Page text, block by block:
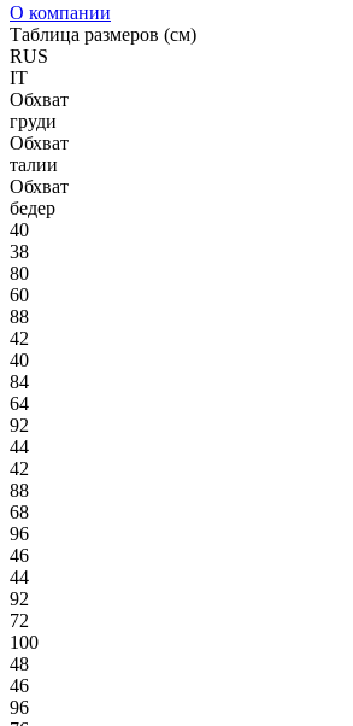
О компании
Таблица размеров (см)
RUS
IT
Обхват
груди
Обхват
талии
Обхват
бедер
40
38
80
60
88
42
40
84
64
92
44
42
88
68
96
46
44
92
72
100
48
46
96